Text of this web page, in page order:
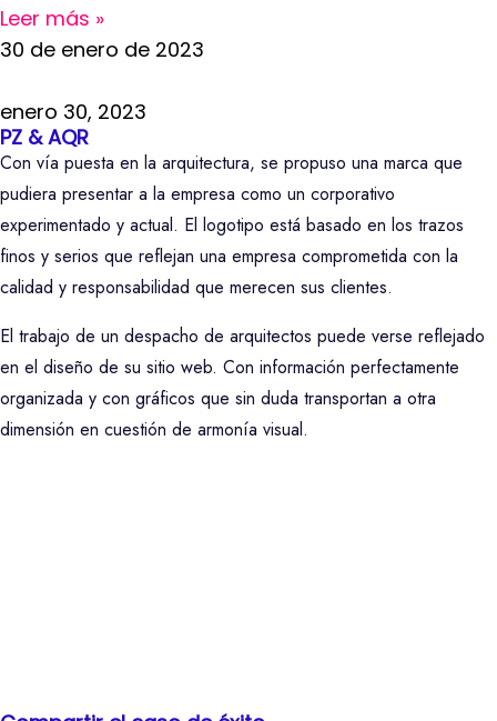
Leer más »
30 de enero de 2023
enero 30, 2023
PZ & AQR
Con vía puesta en la arquitectura, se propuso una marca que
pudiera presentar a la empresa como un corporativo
experimentado y actual. El logotipo está basado en los trazos
finos y serios que reflejan una empresa comprometida con la
calidad y responsabilidad que merecen sus clientes.
El trabajo de un despacho de arquitectos puede verse reflejado
en el diseño de su sitio web. Con información perfectamente
organizada y con gráficos que sin duda transportan a otra
dimensión en cuestión de armonía visual.